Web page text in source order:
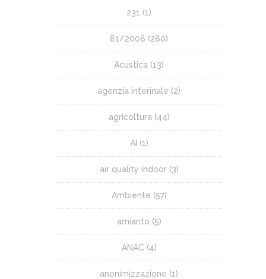
231 (1)
81/2008 (280)
Acustica (13)
agenzia interinale (2)
agricoltura (44)
AI (1)
air quality indoor(3)
Ambiente (57)
amianto (5)
ANAC (4)
anonimizzazione (1)